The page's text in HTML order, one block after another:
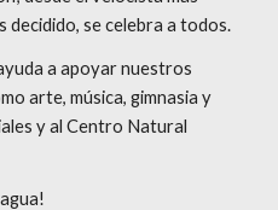
decidido, se celebra a todos.
a apoyar nuestros
arte, música, gimnasia y
y al Centro Natural